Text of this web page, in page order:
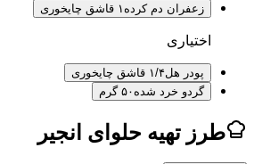
زعفران دم کرده ۱ قاشق چایخوری
پودر هل
۱/۴ قاشق چایخوری
گردو خرد شده۵۰ گرم
تهیه حلوای انجیر